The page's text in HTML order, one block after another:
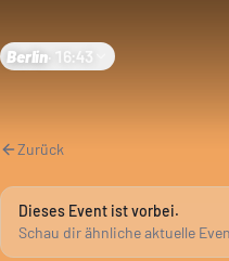
Berlin 16:43
Zurück
Dieses Event ist vorbei.
Schau dir ähnliche aktuelle